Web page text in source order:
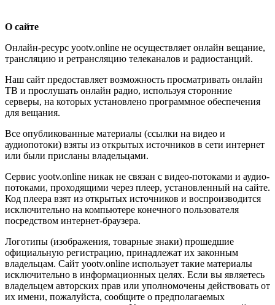
О сайте
Онлайн-ресурс yootv.online не осуществляет онлайн вещание,
трансляцию и ретрансляцию телеканалов и радиостанций.
Наш сайт предоставляет возможность просматривать онлайн
ТВ и прослушать онлайн радио, используя сторонние
серверы, на которых установлено программное обеспечения
для вещания.
Все опубликованные материалы (ссылки на видео и
аудиопотоки) взяты из открытых источников в сети интернет
или были присланы владельцами.
Сервис yootv.online никак не связан с видео-потоками и аудио-
потоками, проходящими через плеер, установленный на сайте.
Код плеера взят из открытых источников и воспроизводится
исключительно на компьютере конечного пользователя
посредством интернет-браузера.
Логотипы (изображения, товарные знаки) прошедшие
официальную регистрацию, принадлежат их законным
владельцам. Сайт yootv.online использует такие материалы
исключительно в информационных целях. Если вы являетесь
владельцем авторских прав или уполномочены действовать от
их имени, пожалуйста, сообщите о предполагаемых